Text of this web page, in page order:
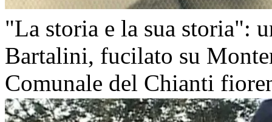
"La storia e la sua storia":
Bartalini, fucilato su
Comunale del Chianti